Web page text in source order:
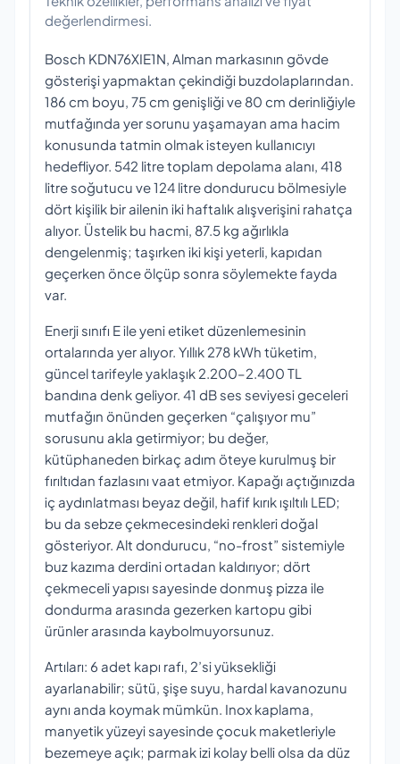
değerlendirmesi.
Bosch KDN76XIE1N, Alman markasının gövde
gösterişi yapmaktan çekindiği buzdolaplarından.
186 cm boyu, 75 cm genişliği ve 80 cm derinliğiyle
mutfağında yer sorunu yaşamayan ama hacim
konusunda tatmin olmak isteyen kullanıcıyı
hedefliyor. 542 litre toplam depolama alanı, 418
litre soğutucu ve 124 litre dondurucu bölmesiyle
dört kişilik bir ailenin iki haftalık alışverişini rahatça
alıyor. Üstelik bu hacmi, 87.5 kg ağırlıkla
dengelenmiş; taşırken iki kişi yeterli, kapıdan
geçerken önce ölçüp sonra söylemekte fayda
var.
Enerji sınıfı E ile yeni etiket düzenlemesinin
ortalarında yer alıyor. Yıllık 278 kWh tüketim,
güncel tarifeyle yaklaşık 2.200–2.400 TL
bandına denk geliyor. 41 dB ses seviyesi geceleri
mutfağın önünden geçerken “çalışıyor mu”
sorusunu akla getirmiyor; bu değer,
kütüphaneden birkaç adım öteye kurulmuş bir
fırıltıdan fazlasını vaat etmiyor. Kapağı açtığınızda
iç aydınlatması beyaz değil, hafif kırık ışıltılı LED;
bu da sebze çekmecesindeki renkleri doğal
gösteriyor. Alt dondurucu, “no-frost” sistemiyle
buz kazıma derdini ortadan kaldırıyor; dört
çekmeceli yapısı sayesinde donmuş pizza ile
dondurma arasında gezerken kartopu gibi
ürünler arasında kaybolmuyorsunuz.
Artıları: 6 adet kapı rafı, 2’si yüksekliği
ayarlanabilir; sütü, şişe suyu, hardal kavanozunu
aynı anda koymak mümkün. Inox kaplama,
manyetik yüzeyi sayesinde çocuk maketleriyle
bezemeye açık; parmak izi kolay belli olsa da düz